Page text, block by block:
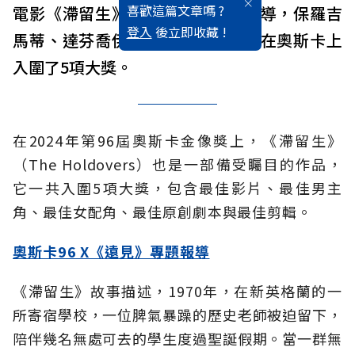
喜歡這篇文章嗎 ?
登入 後立即收藏 !
電影《滯留生》由亞歷山大潘恩執導，保羅吉
馬蒂、達芬喬伊藍道夫主演，本片在奧斯卡上
入圍了5項大獎。
在2024年第96屆奧斯卡金像獎上，《滯留生》
（The Holdovers）也是一部備受矚目的作品，
它一共入圍5項大獎，包含最佳影片、最佳男主
角、最佳女配角、最佳原創劇本與最佳剪輯。
奧斯卡96 X《遠見》專題報導
《滯留生》故事描述，1970年，在新英格蘭的一
所寄宿學校，一位脾氣暴躁的歷史老師被迫留下，
陪伴幾名無處可去的學生度過聖誕假期。當一群無